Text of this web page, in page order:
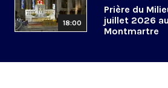
18:00
Prière du
juillet 2026
Montmartre